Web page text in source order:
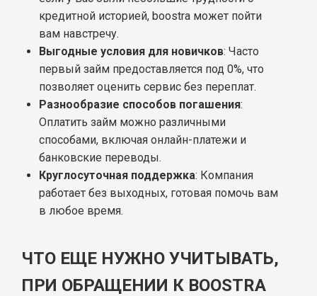
кредитной историей, boostra может пойти
вам навстречу.
Выгодные условия для новичков: Часто
первый займ предоставляется под 0%, что
позволяет оценить сервис без переплат.
Разнообразие способов погашения:
Оплатить займ можно различными
способами, включая онлайн-платежи и
банковские переводы.
Круглосуточная поддержка: Компания
работает без выходных, готовая помочь вам
в любое время.
ЧТО ЕЩЕ НУЖНО УЧИТЫВАТЬ,
ПРИ ОБРАЩЕНИИ К BOOSTRA